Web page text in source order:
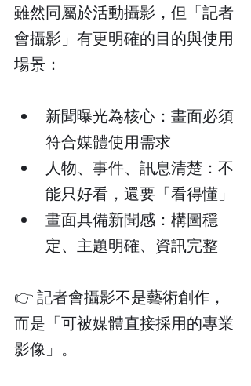
雖然同屬於活動攝影，但「記者
會攝影」有更明確的目的與使用
場景：
新聞曝光為核心：畫面必須
符合媒體使用需求
人物、事件、訊息清楚：不
能只好看，還要「看得懂」
畫面具備新聞感：構圖穩
定、主題明確、資訊完整
👉 記者會攝影不是藝術創作，
而是「可被媒體直接採用的專業
影像」。